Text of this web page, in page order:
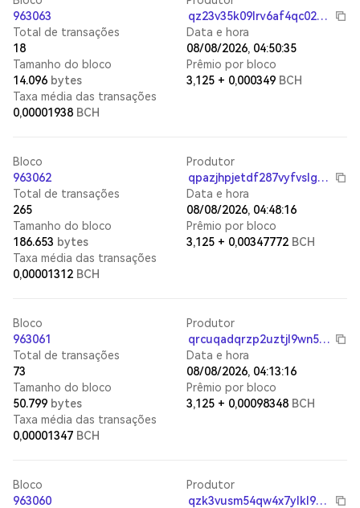
963063
qz23v35k09lrv6af4qc022kjd75hnldlcce2wse0a9
Total de transações
18
Data e hora
08/08/2026, 04:50:35
Tamanho do bloco
14.096 bytes
Prêmio por bloco
3,125 + 0,000349 BCH
Taxa média das transações
0,00001938 BCH
Bloco
963062
Produtor
qpazjhpjetdf287vyfvslgg868mdqs4p2v0583dq6t
Total de transações
265
Data e hora
08/08/2026, 04:48:16
Tamanho do bloco
186.653 bytes
Prêmio por bloco
3,125 + 0,00347772 BCH
Taxa média das transações
0,00001312 BCH
Bloco
963061
Produtor
qrcuqadqrzp2uztjl9wn5sthepkg22majyxw4gmv6p
Total de transações
73
Data e hora
08/08/2026, 04:13:16
Tamanho do bloco
50.799 bytes
Prêmio por bloco
3,125 + 0,00098348 BCH
Taxa média das transações
0,00001347 BCH
Bloco
963060
Produtor
qzk3vusm54qw4x7ylkl9d875uc90rrd6cusp7setq4